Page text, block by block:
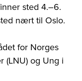
sted 4.–6.
nært til Oslo.
for Norges
(LNU) og Ung i